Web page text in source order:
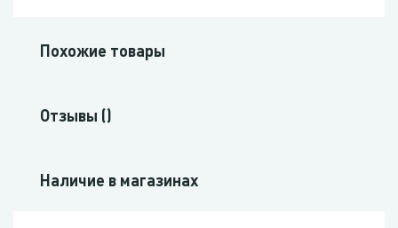
Похожие товары
Отзывы ()
Наличие в магазинах